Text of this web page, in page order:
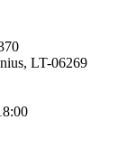
LT-06269